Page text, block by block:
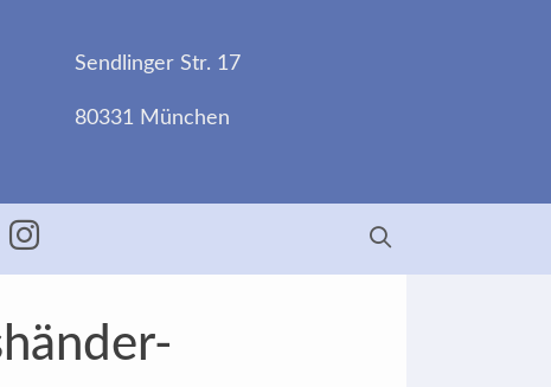
Sendlinger Str. 17
80331 München
Insta